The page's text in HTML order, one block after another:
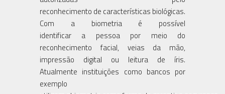
reconhecimento de características biológicas.
Com a biometria é possível
identificar a pessoa por meio do
reconhecimento facial, veias da mão,
impressão digital ou leitura de íris.
Atualmente instituições como bancos por
exemplo